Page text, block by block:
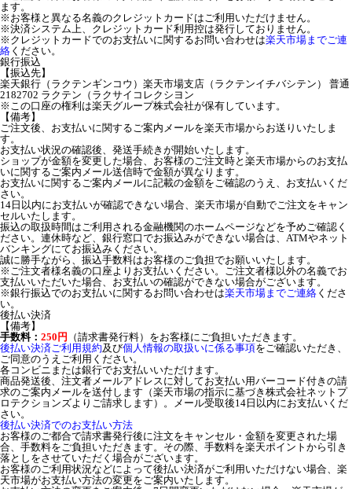
ます。
※お客様と異なる名義のクレジットカードはご利用いただけません。
※決済システム上、クレジットカード利用控は発行しておりません。
※クレジットカードでのお支払いに関するお問い合わせは楽天市場までご連
絡 ください。
銀行振込
【振込先】
楽天銀行（ラクテンギンコウ）楽天市場支店（ラクテンイチバシテン） 普通
2182702 ラクテン（ラクサイコレクシヨン
※この口座の権利は楽天グループ株式会社が保有しています。
【備考】
ご注文後、お支払いに関するご案内メールを楽天市場からお送りいたしま
す。
お支払い状況の確認後、発送手続きが開始いたします。
ショップが金額を変更した場合、お客様のご注文時と楽天市場からのお支払
いに関するご案内メール送信時で金額が異なります。
お支払いに関するご案内メールに記載の金額をご確認のうえ、お支払いくだ
さい。
14日以内にお支払いが確認できない場合、楽天市場が自動でご注文をキャン
セルいたします。
振込の取扱時間はご利用される金融機関のホームページなどを予めご確認く
ださい。連休時など、銀行窓口でお振込みができない場合は、ATMやネット
バンキングにてお振込みください。
誠に勝手ながら、振込手数料はお客様のご負担でお願いいたします。
※ご注文者様名義の口座よりお支払いください。ご注文者様以外の名義でお
支払いいただいた場合、お支払いの確認ができない場合がございます。
※銀行振込でのお支払いに関するお問い合わせは楽天市場までご連絡 くださ
い。
後払い決済
【備考】
手数料： 250円
（請求書発行料）をお客様にご負担いただきます。
後払い決済ご利用規約及び個人情報の取扱いに係る事項をご確認いただき、
ご同意のうえご利用ください。
各コンビニまたは銀行でお支払いいただけます。
商品発送後、注文者メールアドレスに対してお支払い用バーコード付きの請
求のご案内メールを送付します（楽天市場の指示に基づき株式会社ネットプ
ロテクションズよりご請求します）。メール受取後14日以内にお支払いくだ
さい。
後払い決済でのお支払い方法
お客様のご都合で請求書発行後に注文をキャンセル・金額を変更された場
合、手数料をご負担いただきます。その際、手数料を楽天ポイントから引き
落としをさせていただく場合がございます。
お客様のご利用状況などによって後払い決済がご利用いただけない場合、楽
天市場がお支払い方法の変更をご案内いたします。